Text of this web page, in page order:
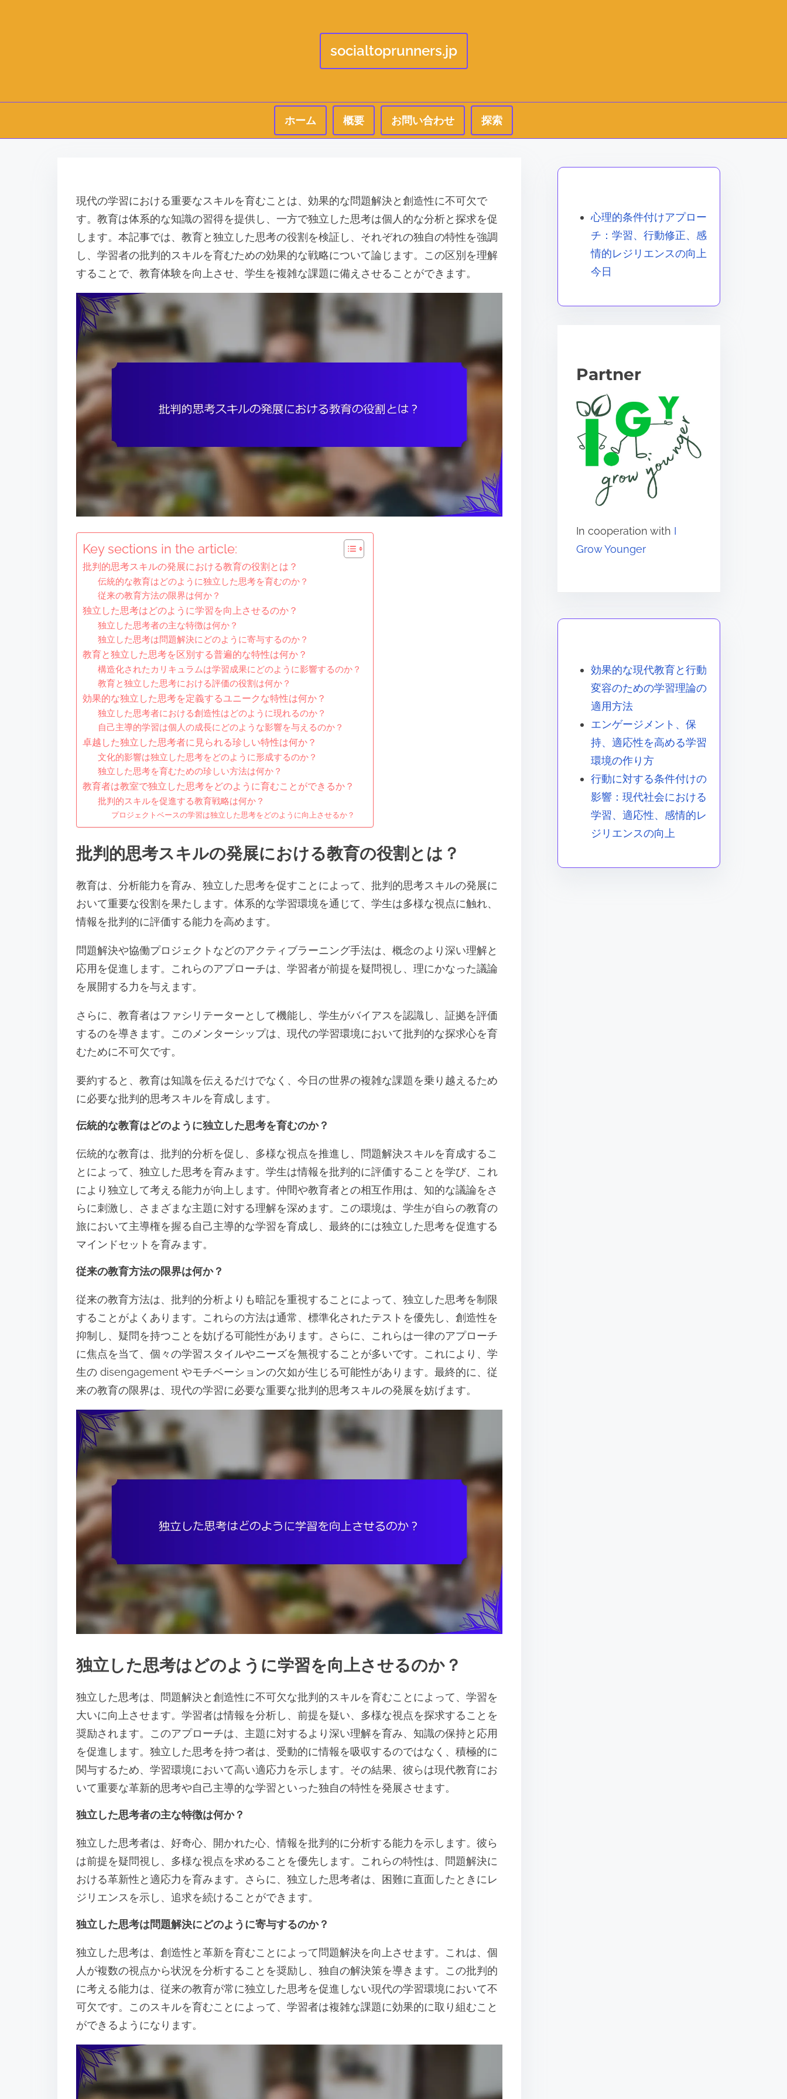
socialtoprunners.jp
ホーム 概要 お問い合わせ 探索
現代の学習における重要なスキルを育むことは、効果的な問題解決と創造性に不可欠で
す。教育は体系的な知識の習得を提供し、一方で独立した思考は個人的な分析と探求を促
します。本記事では、教育と独立した思考の役割を検証し、それぞれの独自の特性を強調
し、学習者の批判的スキルを育むための効果的な戦略について論じます。この区別を理解
することで、教育体験を向上させ、学生を複雑な課題に備えさせることができます。
Key sections in the article:
批判的思考スキルの発展における教育の役割とは？
伝統的な教育はどのように独立した思考を育むのか？
従来の教育方法の限界は何か？
独立した思考はどのように学習を向上させるのか？
独立した思考者の主な特徴は何か？
独立した思考は問題解決にどのように寄与するのか？
教育と独立した思考を区別する普遍的な特性は何か？
構造化されたカリキュラムは学習成果にどのように影響するのか？
教育と独立した思考における評価の役割は何か？
効果的な独立した思考を定義するユニークな特性は何か？
独立した思考者における創造性はどのように現れるのか？
自己主導的学習は個人の成長にどのような影響を与えるのか？
卓越した独立した思考者に見られる珍しい特性は何か？
文化的影響は独立した思考をどのように形成するのか？
独立した思考を育むための珍しい方法は何か？
教育者は教室で独立した思考をどのように育むことができるか？
批判的スキルを促進する教育戦略は何か？
プロジェクトベースの学習は独立した思考をどのように向上させるか？
批判的思考スキルの発展における教育の役割とは？
教育は、分析能力を育み、独立した思考を促すことによって、批判的思考スキルの発展に
おいて重要な役割を果たします。体系的な学習環境を通じて、学生は多様な視点に触れ、
情報を批判的に評価する能力を高めます。
問題解決や協働プロジェクトなどのアクティブラーニング手法は、概念のより深い理解と
応用を促進します。これらのアプローチは、学習者が前提を疑問視し、理にかなった議論
を展開する力を与えます。
さらに、教育者はファシリテーターとして機能し、学生がバイアスを認識し、証拠を評価
するのを導きます。このメンターシップは、現代の学習環境において批判的な探求心を育
むために不可欠です。
要約すると、教育は知識を伝えるだけでなく、今日の世界の複雑な課題を乗り越えるため
に必要な批判的思考スキルを育成します。
伝統的な教育はどのように独立した思考を育むのか？
伝統的な教育は、批判的分析を促し、多様な視点を推進し、問題解決スキルを育成するこ
とによって、独立した思考を育みます。学生は情報を批判的に評価することを学び、これ
により独立して考える能力が向上します。仲間や教育者との相互作用は、知的な議論をさ
らに刺激し、さまざまな主題に対する理解を深めます。この環境は、学生が自らの教育の
旅において主導権を握る自己主導的な学習を育成し、最終的には独立した思考を促進する
マインドセットを育みます。
従来の教育方法の限界は何か？
従来の教育方法は、批判的分析よりも暗記を重視することによって、独立した思考を制限
することがよくあります。これらの方法は通常、標準化されたテストを優先し、創造性を
抑制し、疑問を持つことを妨げる可能性があります。さらに、これらは一律のアプローチ
に焦点を当て、個々の学習スタイルやニーズを無視することが多いです。これにより、学
生の disengagement やモチベーションの欠如が生じる可能性があります。最終的に、従
来の教育の限界は、現代の学習に必要な重要な批判的思考スキルの発展を妨げます。
独立した思考はどのように学習を向上させるのか？
独立した思考は、問題解決と創造性に不可欠な批判的スキルを育むことによって、学習を
大いに向上させます。学習者は情報を分析し、前提を疑い、多様な視点を探求することを
奨励されます。このアプローチは、主題に対するより深い理解を育み、知識の保持と応用
を促進します。独立した思考を持つ者は、受動的に情報を吸収するのではなく、積極的に
関与するため、学習環境において高い適応力を示します。その結果、彼らは現代教育にお
いて重要な革新的思考や自己主導的な学習といった独自の特性を発展させます。
独立した思考者の主な特徴は何か？
独立した思考者は、好奇心、開かれた心、情報を批判的に分析する能力を示します。彼ら
は前提を疑問視し、多様な視点を求めることを優先します。これらの特性は、問題解決に
おける革新性と適応力を育みます。さらに、独立した思考者は、困難に直面したときにレ
ジリエンスを示し、追求を続けることができます。
独立した思考は問題解決にどのように寄与するのか？
独立した思考は、創造性と革新を育むことによって問題解決を向上させます。これは、個
人が複数の視点から状況を分析することを奨励し、独自の解決策を導きます。この批判的
に考える能力は、従来の教育が常に独立した思考を促進しない現代の学習環境において不
可欠です。このスキルを育むことによって、学習者は複雑な課題に効果的に取り組むこと
ができるようになります。
心理的条件付けアプロー
チ：学習、行動修正、感
情的レジリエンスの向上
今日
Partner
In cooperation with I
Grow Younger
効果的な現代教育と行動
変容のための学習理論の
適用方法
エンゲージメント、保
持、適応性を高める学習
環境の作り方
行動に対する条件付けの
影響：現代社会における
学習、適応性、感情的レ
ジリエンスの向上